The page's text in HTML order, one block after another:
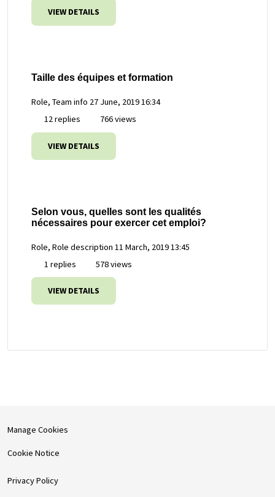
VIEW DETAILS
Taille des équipes et formation
Role, Team info 27 June, 2019 16:34
12 replies
766 views
VIEW DETAILS
Selon vous, quelles sont les qualités
nécessaires pour exercer cet emploi?
Role, Role description 11 March, 2019 13:45
1 replies
578 views
VIEW DETAILS
Manage Cookies
Cookie Notice
Privacy Policy